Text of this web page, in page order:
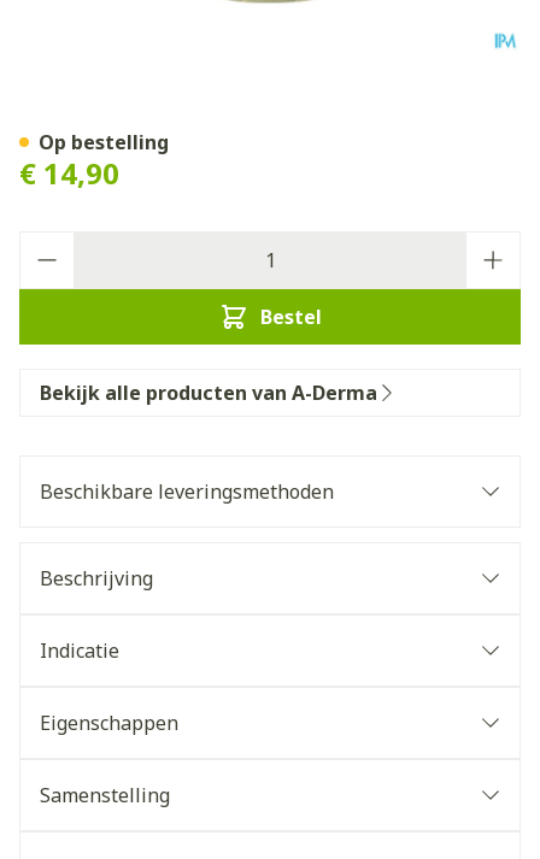
€ 14,90
Bestel
Op bestelling
Bekijk alle producten van A-Derma
Beschikbare leveringsmethoden
Beschrijving
Indicatie
Eigenschappen
Samenstelling